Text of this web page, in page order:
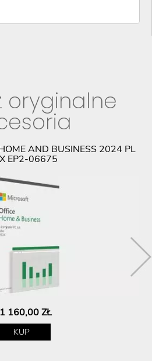
oryginalne
AND BUSINESS 2024 PL
EP2-06675
160,00 ZŁ
KUP